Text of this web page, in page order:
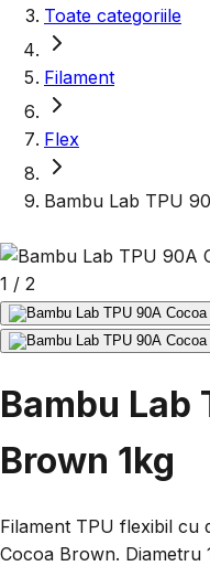
Toate categoriile
Filament
Flex
Bambu Lab TPU
1 / 2
Bambu Lab
Brown 1kg
Filament TPU flexibil
Cocoa Brown. Diametru